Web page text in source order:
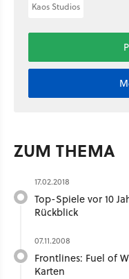
Kaos Studios
ZUM THEMA
17.02.2018
Top-Spiele vor 10
Rückblick
07.11.2008
Frontlines: Fuel of
Karten